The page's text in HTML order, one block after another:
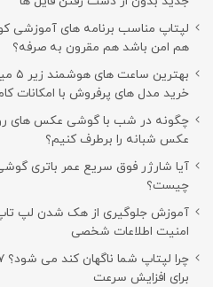
لپتاپ مناسب برنامه های آموزشی
هم امن باشد هم مقرون به صرفه؟
خرید مدل های پرفروش با امکانات
چگونه در شب با گوشی عکس های
عکس شبانه را برطرف کنیم؟
آیا شارژر فوق سریع عمر باتری
چیست؟
امنیت اطلاعات شخصی
برای افزایش سرعت